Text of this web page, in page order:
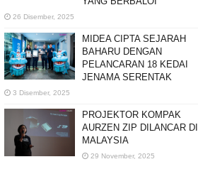
26 Disember, 2025
MIDEA CIPTA SEJARAH
BAHARU DENGAN
PELANCARAN 18 KEDAI
JENAMA SERENTAK
3 Disember, 2025
PROJEKTOR KOMPAK
AURZEN ZIP DILANCAR DI
MALAYSIA
29 November, 2025